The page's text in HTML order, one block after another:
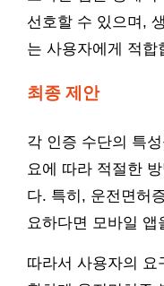
선호할 수 있으며,
는 사용자에게 적합
최종 제안
각 인증 수단의 특
요에 따라 적절한
다. 특히, 운전면허
요하다면 모바일 앱
따라서 사용자의 요